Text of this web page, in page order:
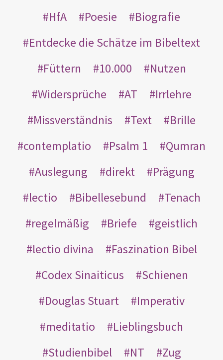
HfA
Poesie
Biografie
Entdecke die Schätze im Bibeltext
Füttern
10.000
Nutzen
Widersprüche
AT
Irrlehre
Missverständnis
Text
Brille
contemplatio
Psalm 1
Qumran
Auslegung
direkt
Prägung
lectio
Bibellesebund
Tenach
regelmäßig
Briefe
geistlich
lectio divina
Faszination Bibel
Codex Sinaiticus
Schienen
Douglas Stuart
Imperativ
meditatio
Lieblingsbuch
Studienbibel
NT
Zug